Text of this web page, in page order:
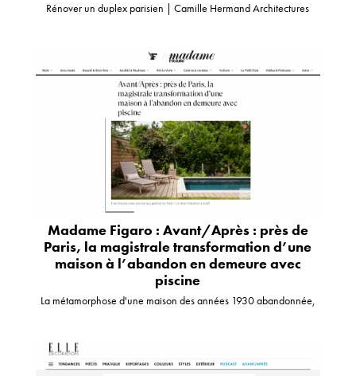
Rénover un duplex parisien | Camille Hermand Architectures
Madame Figaro : Avant/Après : près de
Paris, la magistrale transformation d’une
maison à l’abandon en demeure avec
piscine
La métamorphose d'une maison des années 1930 abandonnée,